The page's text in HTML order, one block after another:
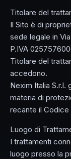
Titolare del
Il Sito è di
sede legale in
P.IVA
Titolare del
accedono.
Nexim Italia S.r.l.
materia di
recante il
Luogo di
I trattamenti
luogo presso la